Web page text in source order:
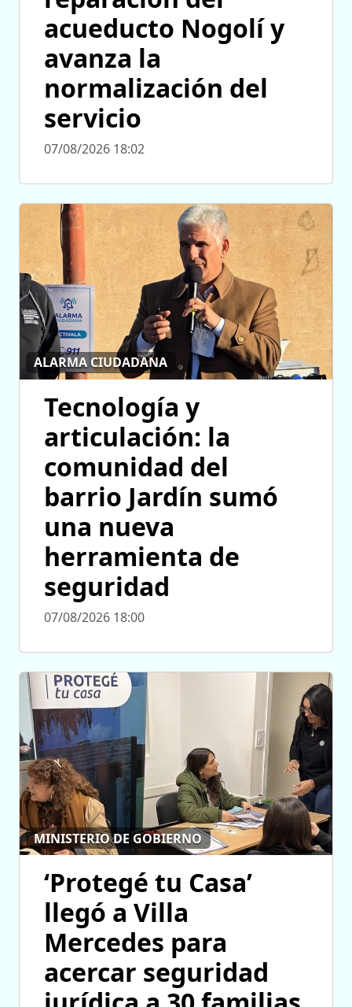
acueducto Nogolí y
avanza la
normalización del
servicio
07/08/2026 18:02
ALARMA CIUDADANA
Tecnología y
articulación: la
comunidad del
barrio Jardín sumó
una nueva
herramienta de
seguridad
07/08/2026 18:00
MINISTERIO DE GOBIERNO
‘Protegé tu Casa’
llegó a Villa
Mercedes para
acercar seguridad